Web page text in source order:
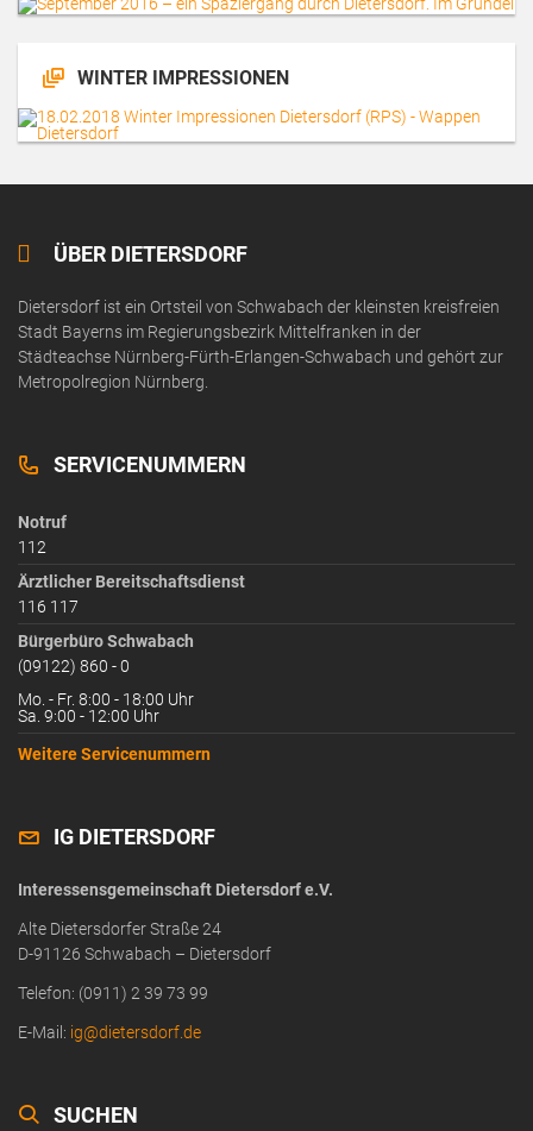
WINTER IMPRESSIONEN
ÜBER DIETERSDORF
Dietersdorf ist ein Ortsteil von Schwabach der kleinsten kreisfreien
Stadt Bayerns im Regierungsbezirk Mittelfranken in der
Städteachse Nürnberg-Fürth-Erlangen-Schwabach und gehört zur
Metropolregion Nürnberg.
SERVICENUMMERN
Notruf
112
Ärztlicher Bereitschaftsdienst
116 117
Bürgerbüro Schwabach
(09122) 860 - 0
Mo. - Fr. 8:00 - 18:00 Uhr
Sa. 9:00 - 12:00 Uhr
Weitere Servicenummern
IG DIETERSDORF
Interessensgemeinschaft Dietersdorf e.V.
Alte Dietersdorfer Straße 24
D-91126 Schwabach – Dietersdorf
Telefon: (0911) 2 39 73 99
E-Mail: ig@dietersdorf.de
SUCHEN